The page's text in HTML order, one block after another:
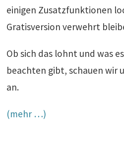
einigen Zusatzfunktionen
Gratisversion verwehrt
Ob sich das lohnt und was
beachten gibt, schauen wir
an.
(mehr …)